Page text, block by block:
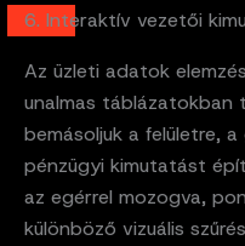
6. Interaktív vezetői
Az üzleti adatok
unalmas táblázatokban
bemásoljuk a felületre,
pénzügyi kimutatást
az egérrel mozogva,
különböző vizuális